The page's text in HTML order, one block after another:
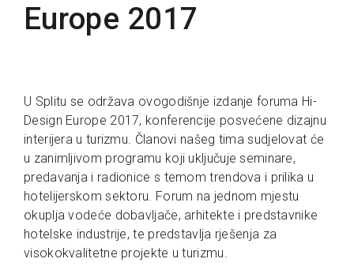
Europe 2017
U Splitu se održava ovogodišnje izdanje foruma Hi-
Design Europe 2017, konferencije posvećene dizajnu
interijera u turizmu. Članovi našeg tima sudjelovat će
u zanimljivom programu koji uključuje seminare,
predavanja i radionice s temom trendova i prilika u
hotelijerskom sektoru. Forum na jednom mjestu
okuplja vodeće dobavljače, arhitekte i predstavnike
hotelske industrije, te predstavlja rješenja za
visokokvalitetne projekte u turizmu.